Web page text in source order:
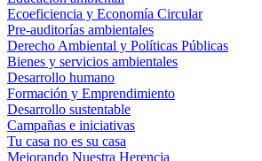
Ecoeficiencia y Economía Circular
Pre-auditorías ambientales
Derecho Ambiental y Políticas Públicas
Bienes y servicios ambientales
Desarrollo humano
Formación y Emprendimiento
Desarrollo sustentable
Campañas e iniciativas
Tu casa no es su casa
Mejorando Nuestra Herencia